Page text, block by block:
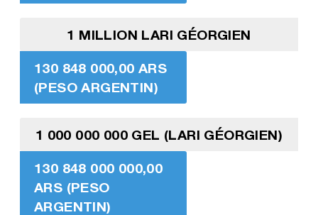
1 MILLION LARI GÉORGIEN
130 848 000,00 ARS
(PESO ARGENTIN)
1 000 000 000 GEL (LARI GÉORGIEN)
130 848 000 000,00
ARS (PESO
ARGENTIN)